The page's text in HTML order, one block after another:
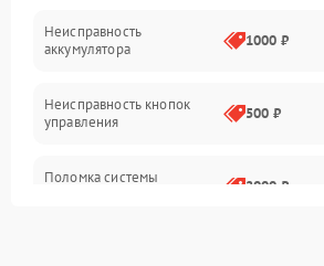
Неисправность
аккумулятора
1000 ₽
Неисправность кнопок
управления
500 ₽
Поломка системы
2000 ₽